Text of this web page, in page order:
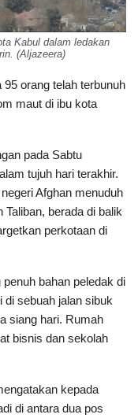
Kabul dalam ledakan
(Aljazeera)
95 orang telah terbunuh
maut di ibu kota
pada Sabtu
tujuh hari terakhir.
Afghan menuduh
Taliban, berada di balik
perkotaan di
bahan peledak di
di sebuah jalan sibuk
siang hari. Rumah
bisnis dan sekolah
kepada
di antara dua pos